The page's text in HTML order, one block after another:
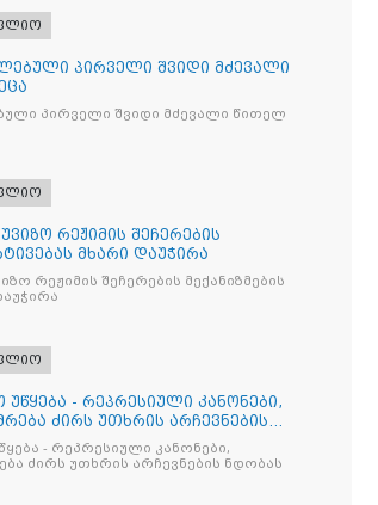
პირველი შვიდი მძევალი
პირველი შვიდი მძევალი წითელ
რეჟიმის შეჩერების
მხარი დაუჭირა
რეჟიმის შეჩერების მექანიზმების
უწყება - რეპრესიული კანონები,
ძირს უთხრის არჩევნების
- რეპრესიული კანონები,
ძირს უთხრის არჩევნების ნდობას